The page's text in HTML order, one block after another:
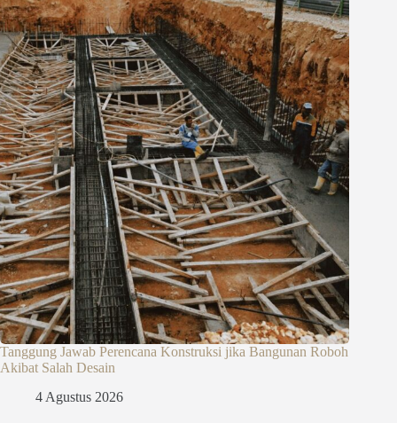
Tanggung Jawab Perencana Konstruksi jika Bangunan Roboh
Akibat Salah Desain
4 Agustus 2026